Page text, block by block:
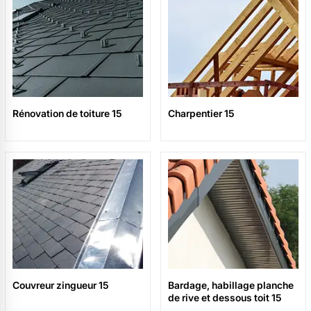
Rénovation de toiture 15 Charpentier 15
Couvreur zingueur 15
Bardage, habillage planche
de rive et dessous toit 15